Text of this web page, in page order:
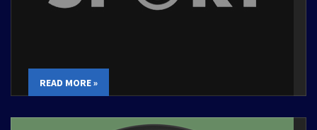
READ MORE »